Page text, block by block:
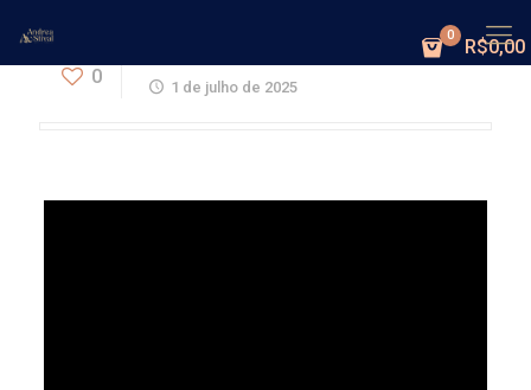
0
R$0,00
0 1 de julho de 2025